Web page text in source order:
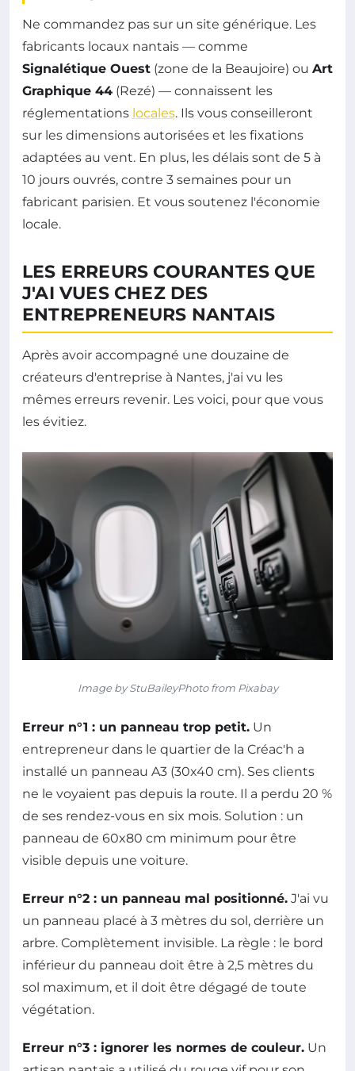
Ne commandez pas sur un site générique. Les
fabricants locaux nantais — comme
Signalétique Ouest (zone de la Beaujoire) ou Art
Graphique 44 (Rezé) — connaissent les
réglementations locales. Ils vous conseilleront
sur les dimensions autorisées et les fixations
adaptées au vent. En plus, les délais sont de 5 à
10 jours ouvrés, contre 3 semaines pour un
fabricant parisien. Et vous soutenez l'économie
locale.
LES ERREURS COURANTES QUE
J'AI VUES CHEZ DES
ENTREPRENEURS NANTAIS
Après avoir accompagné une douzaine de
créateurs d'entreprise à Nantes, j'ai vu les
mêmes erreurs revenir. Les voici, pour que vous
les évitiez.
Image by StuBaileyPhoto from Pixabay
Erreur n°1 : un panneau trop petit. Un
entrepreneur dans le quartier de la Créac'h a
installé un panneau A3 (30x40 cm). Ses clients
ne le voyaient pas depuis la route. Il a perdu 20 %
de ses rendez-vous en six mois. Solution : un
panneau de 60x80 cm minimum pour être
visible depuis une voiture.
Erreur n°2 : un panneau mal positionné. J'ai vu
un panneau placé à 3 mètres du sol, derrière un
arbre. Complètement invisible. La règle : le bord
inférieur du panneau doit être à 2,5 mètres du
sol maximum, et il doit être dégagé de toute
végétation.
Erreur n°3 : ignorer les normes de couleur. Un